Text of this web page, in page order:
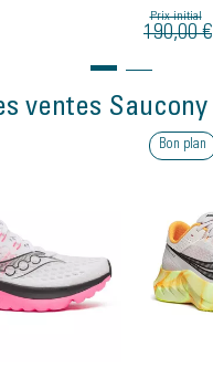
Prix initial
190,00 €
ventes Saucony
Bon plan